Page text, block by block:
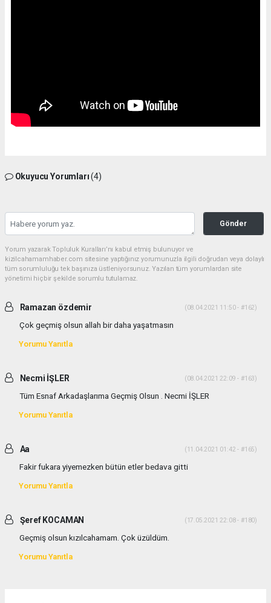
Okuyucu Yorumları(4)
Gönder
Yorum yazarak Topluluk Kuralları’nı kabul etmiş bulunuyor ve
kizilcahamamhaber.com sitesine yaptığınız yorumunuzla ilgili doğrudan veya dolaylı
tüm sorumluluğu tek başınıza üstleniyorsunuz. Yazılan tüm yorumlardan site
yönetimi hiçbir şekilde sorumlu tutulamaz.
Ramazan özdemir (08.04.2021 11:50 - #162)
Çok geçmiş olsun allah bir daha yaşatmasın
Yorumu Yanıtla
Necmi İŞLER (08.04.2021 22:09 - #163)
Tüm Esnaf Arkadaşlarıma Geçmiş Olsun . Necmi İŞLER
Yorumu Yanıtla
Aa (11.04.2021 01:42 - #165)
Fakir fukara yiyemezken bütün etler bedava gitti
Yorumu Yanıtla
Şeref KOCAMAN (17.05.2021 22:08 - #180)
Geçmiş olsun kızılcahamam. Çok üzüldüm.
Yorumu Yanıtla